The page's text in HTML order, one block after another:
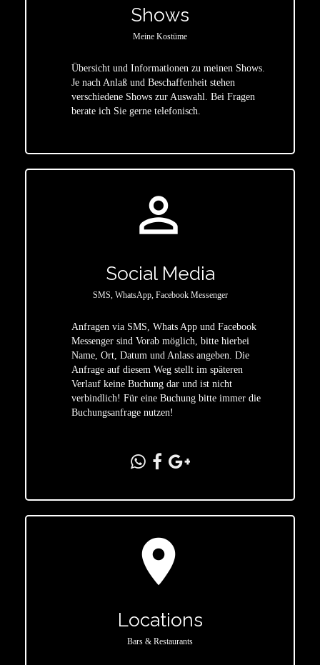
Shows
Meine Kostüme
Übersicht und Informationen zu meinen Shows.
Je nach Anlaß und Beschaffenheit stehen
verschiedene Shows zur Auswahl. Bei Fragen
berate ich Sie gerne telefonisch.
person_outline
Social Media
SMS, WhatsApp, Facebook Messenger
Anfragen via SMS, Whats App und Facebook
Messenger sind Vorab möglich, bitte hierbei
Name, Ort, Datum und Anlass angeben. Die
Anfrage auf diesem Weg stellt im späteren
Verlauf keine Buchung dar und ist nicht
verbindlich! Für eine Buchung bitte immer die
Buchungsanfrage nutzen!
location_on
Locations
Bars & Restaurants